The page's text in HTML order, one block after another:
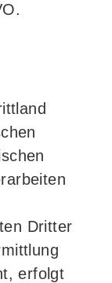
Dritter
erfolgt